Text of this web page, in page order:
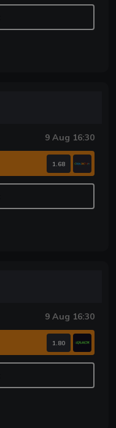
9 Aug 16:30
1.68
9 Aug 16:30
1.80